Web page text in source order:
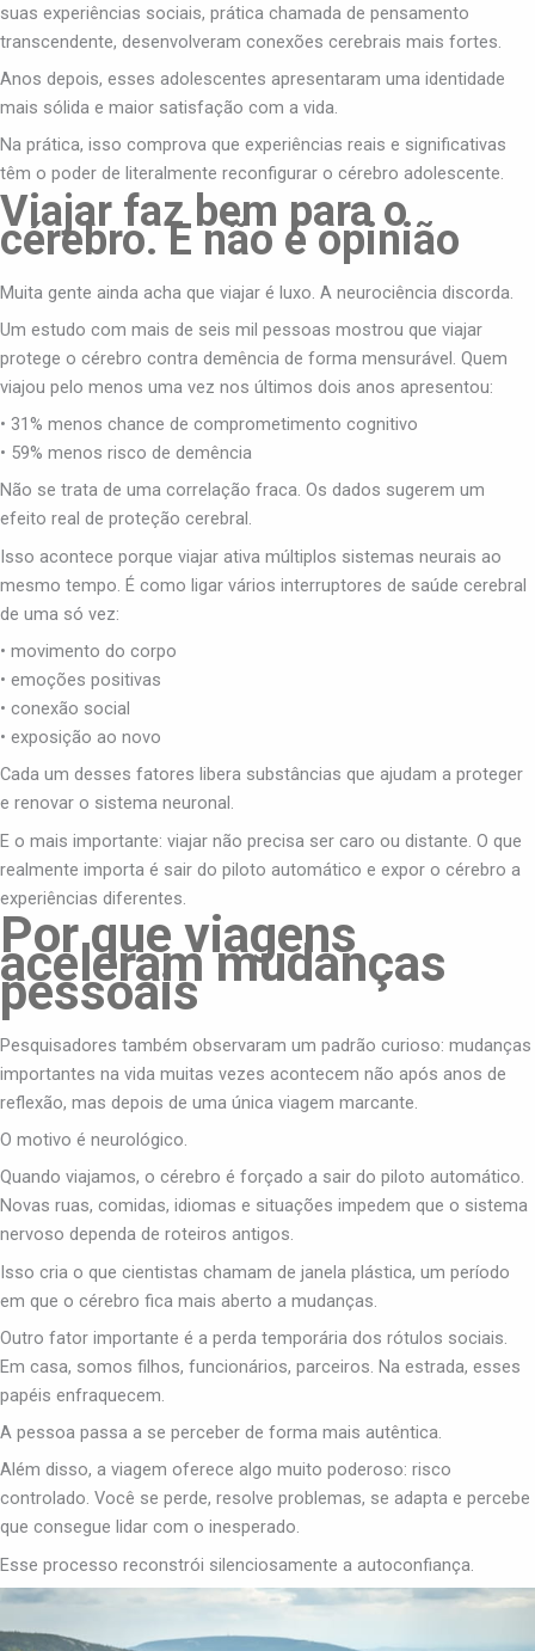
suas experiências sociais, prática chamada de pensamento
transcendente, desenvolveram conexões cerebrais mais fortes.
Anos depois, esses adolescentes apresentaram uma identidade
mais sólida e maior satisfação com a vida.
Na prática, isso comprova que experiências reais e significativas
têm o poder de literalmente reconfigurar o cérebro adolescente.
Viajar faz bem para o
cérebro. E não é opinião
Muita gente ainda acha que viajar é luxo. A neurociência discorda.
Um estudo com mais de seis mil pessoas mostrou que viajar
protege o cérebro contra demência de forma mensurável. Quem
viajou pelo menos uma vez nos últimos dois anos apresentou:
• 31% menos chance de comprometimento cognitivo
• 59% menos risco de demência
Não se trata de uma correlação fraca. Os dados sugerem um
efeito real de proteção cerebral.
Isso acontece porque viajar ativa múltiplos sistemas neurais ao
mesmo tempo. É como ligar vários interruptores de saúde cerebral
de uma só vez:
• movimento do corpo
• emoções positivas
• conexão social
• exposição ao novo
Cada um desses fatores libera substâncias que ajudam a proteger
e renovar o sistema neuronal.
E o mais importante: viajar não precisa ser caro ou distante. O que
realmente importa é sair do piloto automático e expor o cérebro a
experiências diferentes.
Por que viagens
aceleram mudanças
pessoais
Pesquisadores também observaram um padrão curioso: mudanças
importantes na vida muitas vezes acontecem não após anos de
reflexão, mas depois de uma única viagem marcante.
O motivo é neurológico.
Quando viajamos, o cérebro é forçado a sair do piloto automático.
Novas ruas, comidas, idiomas e situações impedem que o sistema
nervoso dependa de roteiros antigos.
Isso cria o que cientistas chamam de janela plástica, um período
em que o cérebro fica mais aberto a mudanças.
Outro fator importante é a perda temporária dos rótulos sociais.
Em casa, somos filhos, funcionários, parceiros. Na estrada, esses
papéis enfraquecem.
A pessoa passa a se perceber de forma mais autêntica.
Além disso, a viagem oferece algo muito poderoso: risco
controlado. Você se perde, resolve problemas, se adapta e percebe
que consegue lidar com o inesperado.
Esse processo reconstrói silenciosamente a autoconfiança.